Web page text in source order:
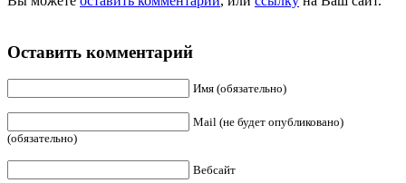
Оставить комментарий
Имя (обязательно)
Mail (не будет опубликовано)
(обязательно)
Вебсайт